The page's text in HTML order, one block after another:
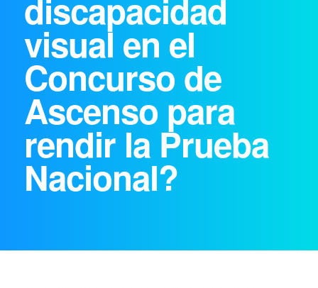
discapacidad
visual en el
Concurso de
Ascenso para
rendir la Prueba
Nacional?